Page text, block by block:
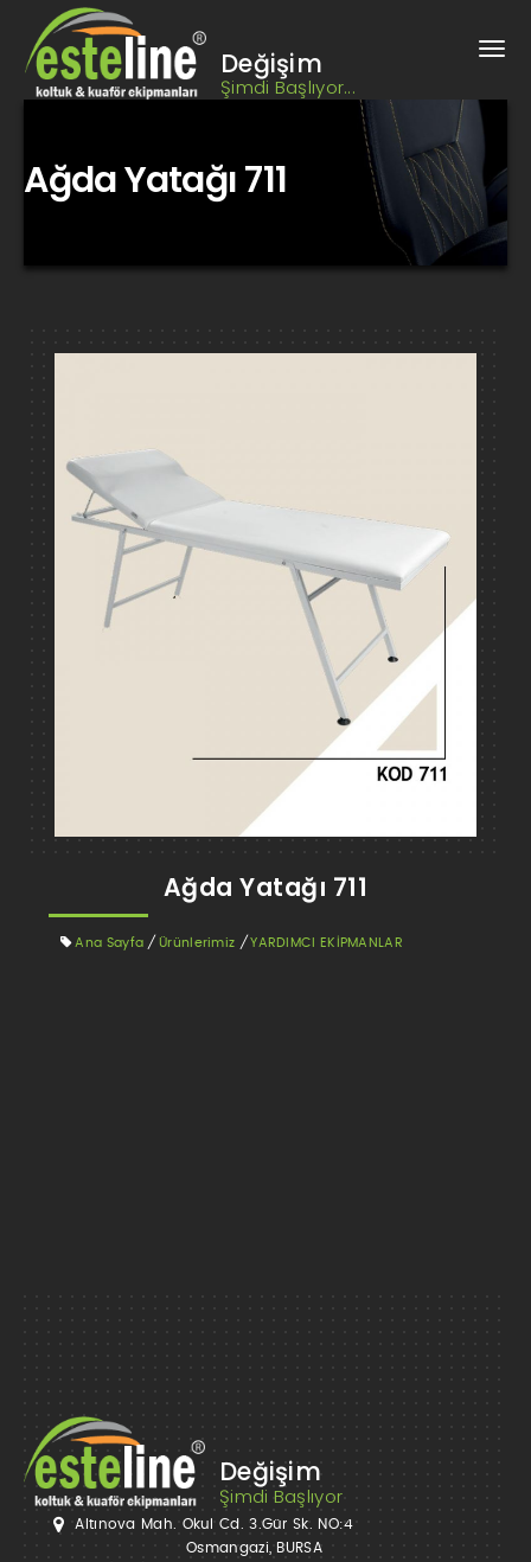
Değişim
Şimdi Başlıyor...
Ağda Yatağı 711
Kuaför Koltuğu, Berber Koltuğu, Kuaför Salonu Tasarımı, Berber
Salonu Tasarımı, Kuaför Tezgahı, Berber Tezgahı, kuaför
Ağda Yatağı 711
Ana Sayfa / Ürünlerimiz / YARDIMCI EKİPMANLAR
Değişim
Şimdi Başlıyor
Altınova Mah. Okul Cd. 3.Gür Sk. NO:4
Osmangazi, BURSA